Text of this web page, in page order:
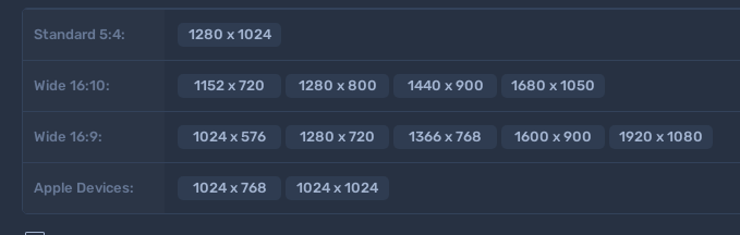
Standard 5:4: 1280 x 1024
Wide 16:10: 1152 x 720 1280 x 800 1440 x 900 1680 x 1050
Wide 16:9: 1024 x 576 1280 x 720 1366 x 768 1600 x 900 1920 x 1080
Apple Devices: 1024 x 768 1024 x 1024